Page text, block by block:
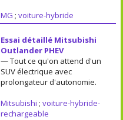
MG ; voiture-hybride
Essai détaillé Mitsubishi
Outlander PHEV
— Tout ce qu'on attend d'un
SUV électrique avec
prolongateur d'autonomie.
Mitsubishi ; voiture-hybride-
rechargeable